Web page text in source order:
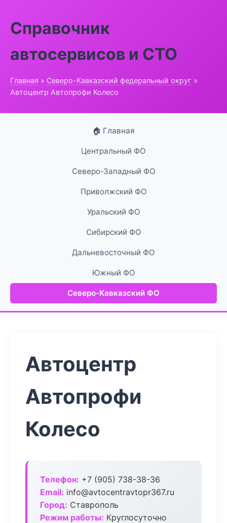
Справочник
автосервисов и СТО
Главная » Северо-Кавказский федеральный округ »
Автоцентр Автопрофи Колесо
🏠 Главная
Центральный ФО
Северо-Западный ФО
Приволжский ФО
Уральский ФО
Сибирский ФО
Дальневосточный ФО
Южный ФО
Северо-Кавказский ФО
Автоцентр
Автопрофи
Колесо
Телефон: +7 (905) 738-38-36
Email: info@avtocentravtopr367.ru
Город: Ставрополь
Режим работы: Круглосуточно